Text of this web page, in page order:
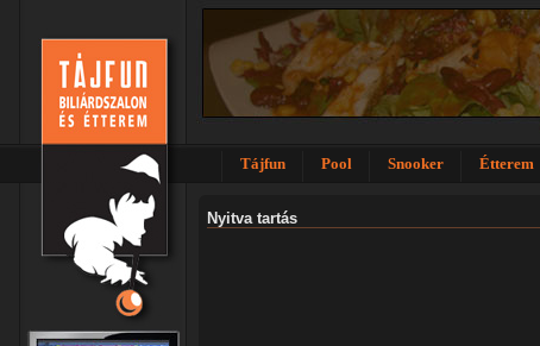
Tájfun Pool Snooker Étterem
Nyitva tartás